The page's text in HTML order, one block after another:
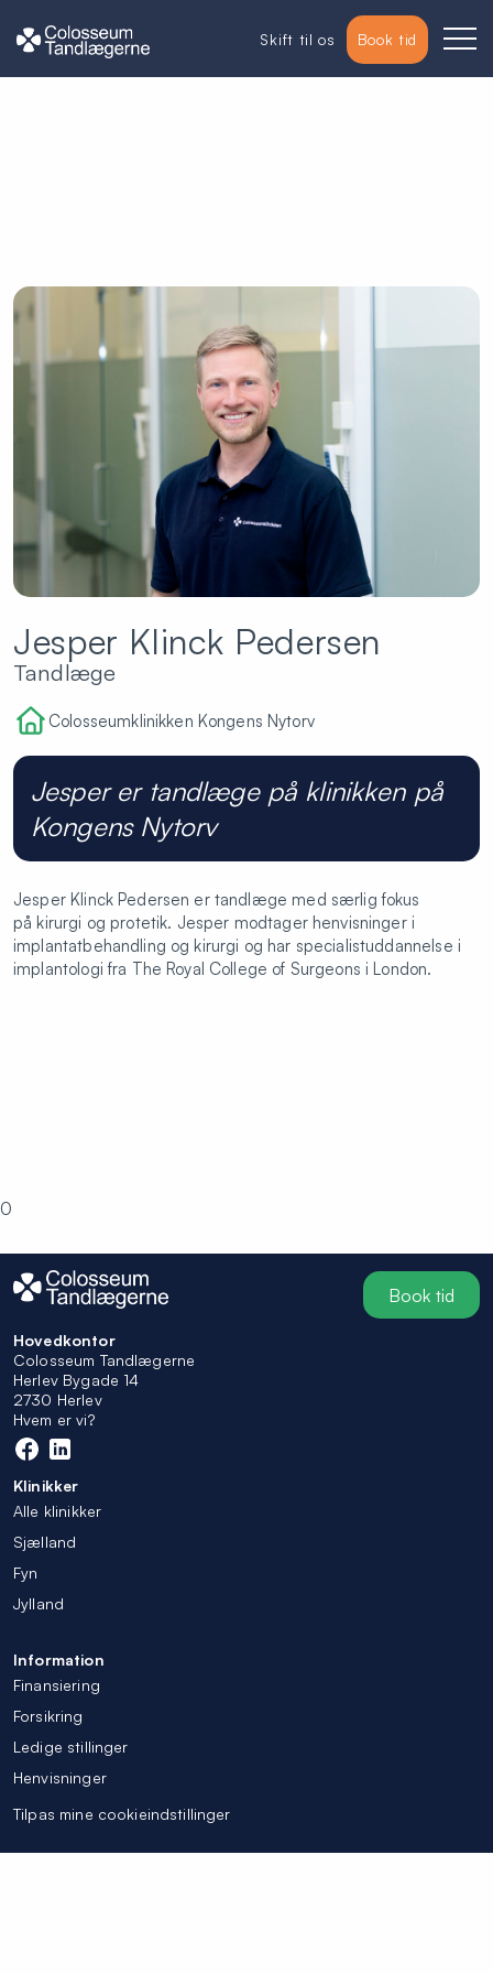
Jesper Klinck Pedersen
Tandlæge
Colosseumklinikken Kongens Nytorv
Jesper er tandlæge på klinikken på
Kongens Nytorv
Jesper Klinck Pedersen er tandlæge med særlig fokus
på kirurgi og protetik. Jesper modtager henvisninger i
implantatbehandling og kirurgi og har specialistuddannelse i
implantologi fra The Royal College of Surgeons i London.
0
Book tid
Hovedkontor
Colosseum Tandlægerne
Herlev Bygade 14
2730 Herlev
Hvem er vi?
Klinikker
Alle klinikker
Sjælland
Fyn
Jylland
Information
Finansiering
Forsikring
Ledige stillinger
Henvisninger
Tilpas mine cookieindstillinger
Skift til os Book tid